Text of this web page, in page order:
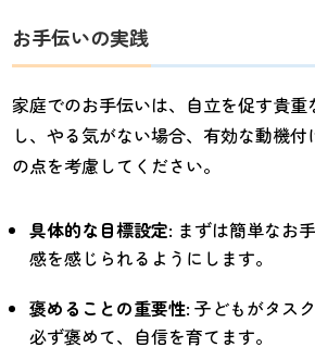
お手伝いの実践
家庭でのお手伝いは、自立を促す貴重
し、やる気がない場合、有効な動機
の点を考慮してください。
具体的な目標設定: まずは簡単なお
感を感じられるようにします。
褒めることの重要性: 子どもがタス
必ず褒めて、自信を育てます。